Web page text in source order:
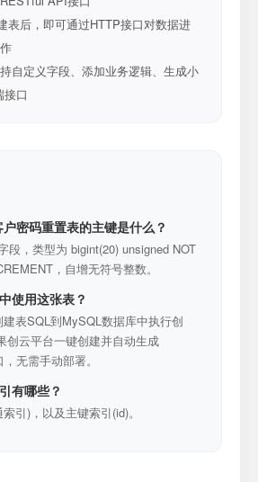
表后，即可通过HTTP接口对数据进
自定义字段、添加业务逻辑、生成小
口
密码重置表的主键是什么？
段，类型为 bigint(20) unsigned NOT
，自增无符号整数。
使用这张表？
表SQL到MySQL数据库中执行创
创云平台一键创建并自动生成
无需手动部署。
有哪些？
引)，以及主键索引(id)。